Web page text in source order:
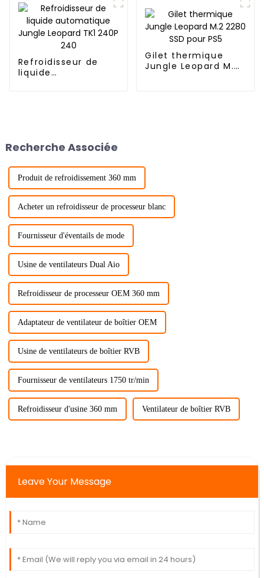
Refroidisseur de
liquide
Gilet thermique
Jungle Leopard M.2
Recherche Associée
Produit de refroidissement 360 mm
Acheter un refroidisseur de processeur blanc
Fournisseur d'éventails de mode
Usine de ventilateurs Dual Aio
Refroidisseur de processeur OEM 360 mm
Adaptateur de ventilateur de boîtier OEM
Usine de ventilateurs de boîtier RVB
Fournisseur de ventilateurs 1750 tr/min
Refroidisseur d'usine 360 ​​mm Ventilateur de boîtier RVB
Leave Your Message